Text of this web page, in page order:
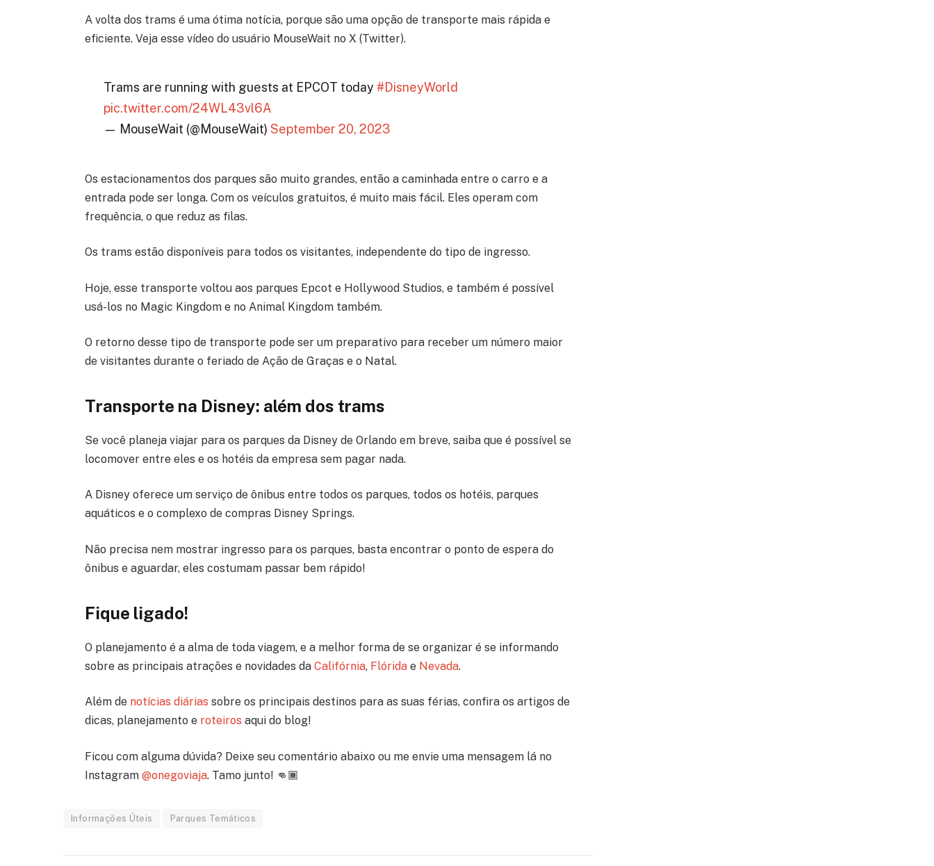
A volta dos trams é uma ótima notícia, porque são uma opção de transporte mais rápida e
eficiente. Veja esse vídeo do usuário MouseWait no X (Twitter).
Trams are running with guests at EPCOT today #DisneyWorld
pic.twitter.com/24WL43vl6A
— MouseWait (@MouseWait) September 20, 2023
Os estacionamentos dos parques são muito grandes, então a caminhada entre o carro e a
entrada pode ser longa. Com os veículos gratuitos, é muito mais fácil. Eles operam com
frequência, o que reduz as filas.
Os trams estão disponíveis para todos os visitantes, independente do tipo de ingresso.
Hoje, esse transporte voltou aos parques Epcot e Hollywood Studios, e também é possível
usá-los no Magic Kingdom e no Animal Kingdom também.
O retorno desse tipo de transporte pode ser um preparativo para receber um número maior
de visitantes durante o feriado de Ação de Graças e o Natal.
Transporte na Disney: além dos trams
Se você planeja viajar para os parques da Disney de Orlando em breve, saiba que é possível se
locomover entre eles e os hotéis da empresa sem pagar nada.
A Disney oferece um serviço de ônibus entre todos os parques, todos os hotéis, parques
aquáticos e o complexo de compras Disney Springs.
Não precisa nem mostrar ingresso para os parques, basta encontrar o ponto de espera do
ônibus e aguardar, eles costumam passar bem rápido!
Fique ligado!
O planejamento é a alma de toda viagem, e a melhor forma de se organizar é se informando
sobre as principais atrações e novidades da Califórnia, Flóridae Nevada.
Além de notícias diárias sobre os principais destinos para as suas férias, confira os artigos de
dicas, planejamento e roteiros aqui do blog!
Ficou com alguma dúvida? Deixe seu comentário abaixo ou me envie uma mensagem lá no
Instagram @onegoviaja. Tamo junto! 👊🏾
Informações Úteis Parques Temáticos